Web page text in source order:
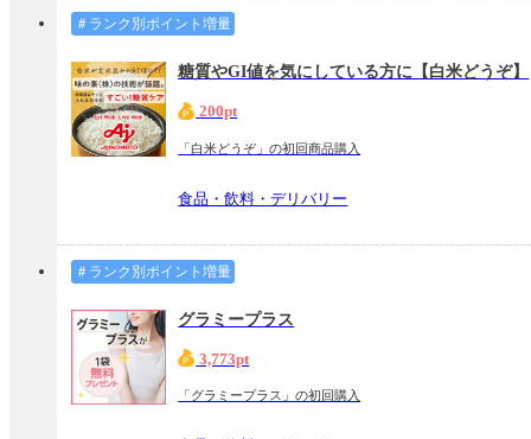
＃ランク別ポイント増量
糖質やGI値を気にしている方に【白米どうぞ】
200pt
「白米どうぞ」の初回商品購入
食品・飲料・デリバリー
＃ランク別ポイント増量
グラミープラス
3,773pt
「グラミープラス」の初回購入